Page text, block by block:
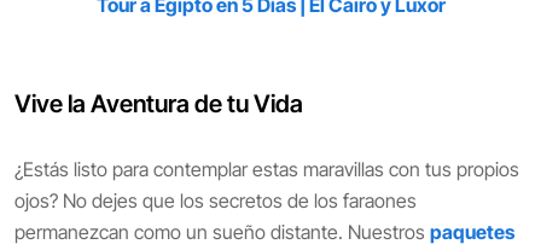
Tour a Egipto en 5 Días | El Cairo y Luxor
Vive la Aventura de tu Vida
¿Estás listo para contemplar estas maravillas con tus propios
ojos? No dejes que los secretos de los faraones
permanezcan como un sueño distante. Nuestros paquetes